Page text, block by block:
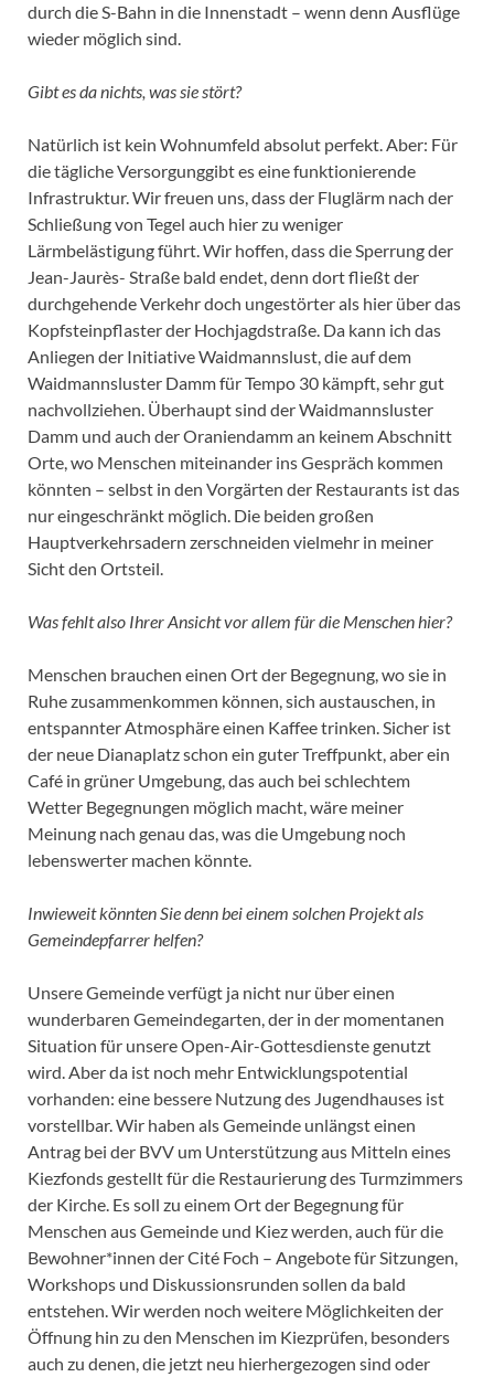
durch die S-Bahn in die Innenstadt – wenn denn Ausflüge
wieder möglich sind.
Gibt es da nichts, was sie stört?
Natürlich ist kein Wohnumfeld absolut perfekt. Aber: Für
die tägliche Versorgunggibt es eine funktionierende
Infrastruktur. Wir freuen uns, dass der Fluglärm nach der
Schließung von Tegel auch hier zu weniger
Lärmbelästigung führt. Wir hoffen, dass die Sperrung der
Jean-Jaurès- Straße bald endet, denn dort fließt der
durchgehende Verkehr doch ungestörter als hier über das
Kopfsteinpflaster der Hochjagdstraße. Da kann ich das
Anliegen der Initiative Waidmannslust, die auf dem
Waidmannsluster Damm für Tempo 30 kämpft, sehr gut
nachvollziehen. Überhaupt sind der Waidmannsluster
Damm und auch der Oraniendamm an keinem Abschnitt
Orte, wo Menschen miteinander ins Gespräch kommen
könnten – selbst in den Vorgärten der Restaurants ist das
nur eingeschränkt möglich. Die beiden großen
Hauptverkehrsadern zerschneiden vielmehr in meiner
Sicht den Ortsteil.
Was fehlt also Ihrer Ansicht vor allem für die Menschen hier?
Menschen brauchen einen Ort der Begegnung, wo sie in
Ruhe zusammenkommen können, sich austauschen, in
entspannter Atmosphäre einen Kaffee trinken. Sicher ist
der neue Dianaplatz schon ein guter Treffpunkt, aber ein
Café in grüner Umgebung, das auch bei schlechtem
Wetter Begegnungen möglich macht, wäre meiner
Meinung nach genau das, was die Umgebung noch
lebenswerter machen könnte.
Inwieweit könnten Sie denn bei einem solchen Projekt als
Gemeindepfarrer helfen?
Unsere Gemeinde verfügt ja nicht nur über einen
wunderbaren Gemeindegarten, der in der momentanen
Situation für unsere Open-Air-Gottesdienste genutzt
wird. Aber da ist noch mehr Entwicklungspotential
vorhanden: eine bessere Nutzung des Jugendhauses ist
vorstellbar. Wir haben als Gemeinde unlängst einen
Antrag bei der BVV um Unterstützung aus Mitteln eines
Kiezfonds gestellt für die Restaurierung des Turmzimmers
der Kirche. Es soll zu einem Ort der Begegnung für
Menschen aus Gemeinde und Kiez werden, auch für die
Bewohner*innen der Cité Foch – Angebote für Sitzungen,
Workshops und Diskussionsrunden sollen da bald
entstehen. Wir werden noch weitere Möglichkeiten der
Öffnung hin zu den Menschen im Kiezprüfen, besonders
auch zu denen, die jetzt neu hierhergezogen sind oder